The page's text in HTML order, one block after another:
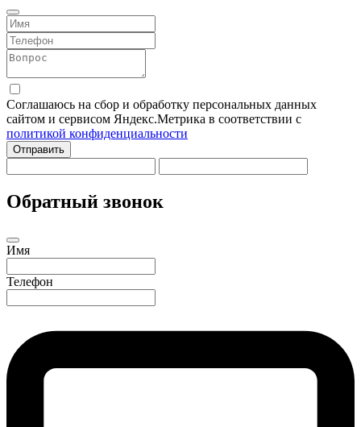
Соглашаюсь на сбор и обработку персональных данных
сайтом и сервисом Яндекс.Метрика в соответствии с
политикой конфиденциальности
Отправить
Обратный звонок
Имя
Телефон